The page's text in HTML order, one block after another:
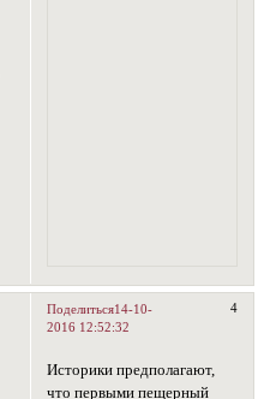
Поделиться 4
14-10-
2016 12:52:32
Историки предполагают,
что первыми пещерный